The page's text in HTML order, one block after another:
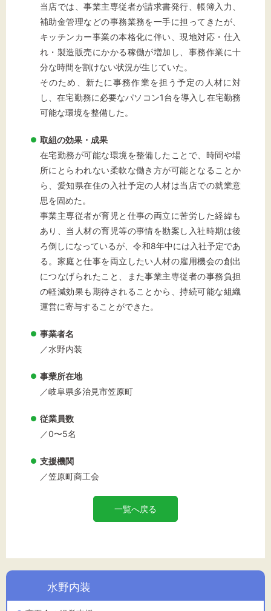
水野内装
当店では、事業主専従者が請求書発行、帳簿入力、
補助金管理などの事務業務を一手に担ってきたが、
キッチンカー事業の本格化に伴い、現地対応・仕入
れ・製造販売にかかる稼働が増加し、事務作業に十
分な時間を割けない状況が生じていた。
そのため、新たに事務作業を担う予定の人材に対
し、在宅勤務に必要なパソコン1台を導入し在宅勤務
可能な環境を整備した。
取組の効果・成果
在宅勤務が可能な環境を整備したことで、時間や場
所にとらわれない柔軟な働き方が可能となることか
ら、愛知県在住の入社予定の人材は当店での就業意
思を固めた。
事業主専従者が育児と仕事の両立に苦労した経緯も
あり、当人材の育児等の事情を勘案し入社時期は後
ろ倒しになっているが、令和8年中には入社予定であ
る。家庭と仕事を両立したい人材の雇用機会の創出
につなげられたこと、また事業主専従者の事務負担
の軽減効果も期待されることから、持続可能な組織
運営に寄与することができた。
事業者名
／水野内装
事業所在地
／岐阜県多治見市笠原町
従業員数
／0〜5名
支援機関
／笠原町商工会
一覧へ戻る